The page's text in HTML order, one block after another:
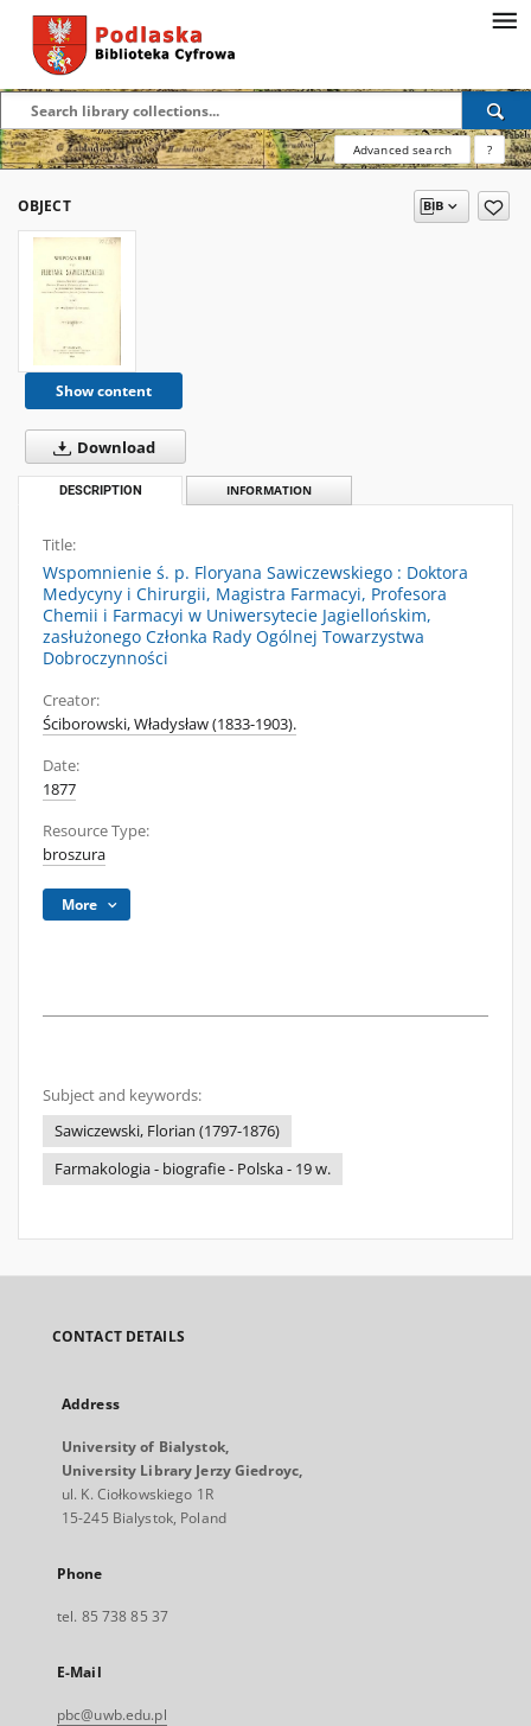
Advanced search ?
OBJECT
Show content
Download
DESCRIPTION INFORMATION
Title:
Wspomnienie ś. p. Floryana Sawiczewskiego : Doktora
Medycyny i Chirurgii, Magistra Farmacyi, Profesora
Chemii i Farmacyi w Uniwersytecie Jagiellońskim,
zasłużonego Członka Rady Ogólnej Towarzystwa
Dobroczynności
Creator:
Ściborowski, Władysław (1833-1903).
Date:
1877
Resource Type:
broszura
More
Subject and keywords:
Sawiczewski, Florian (1797-1876)
Farmakologia - biografie - Polska - 19 w.
CONTACT DETAILS
Address
University of Bialystok,
University Library Jerzy Giedroyc,
ul. K. Ciołkowskiego 1R
15-245 Bialystok, Poland
Phone
tel. 85 738 85 37
E-Mail
pbc@uwb.edu.pl